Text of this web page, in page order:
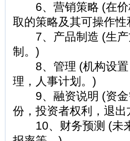
6、营销策略 (在价
取的策略及其可操作
7、产品制造 (生产
制。)
8、管理 (机构设置
理，人事计划。)
9、融资说明 (资金
份，投资者权利，退出
10、财务预测 (未来